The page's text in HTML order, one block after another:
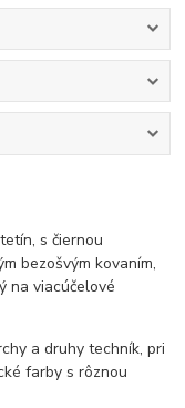
s čiernou
bezošvým kovaním,
na viacúčelové
a druhy techník, pri
farby s rôznou